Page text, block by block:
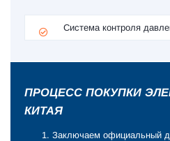
Система контроля
ПРОЦЕСС ПОКУПКИ
КИТАЯ
Заключаем официальный